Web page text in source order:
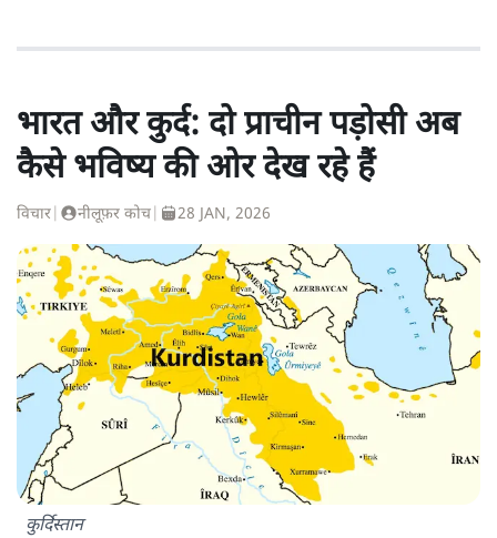
भारत और कुर्द: दो प्राचीन पड़ोसी अब
कैसे भविष्य की ओर देख रहे हैं
विचार नीलूफ़र कोच 28 JAN, 2026
कुर्दिस्तान